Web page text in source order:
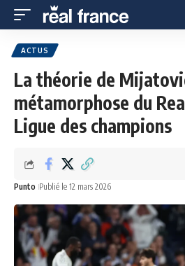
ACTUS
La théorie de
métamorphose du
Ligue des champions
Punto Publié le 12 mars 2026